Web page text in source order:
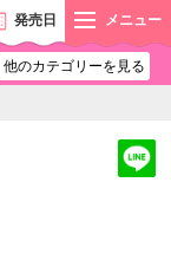
発売日 メニュー